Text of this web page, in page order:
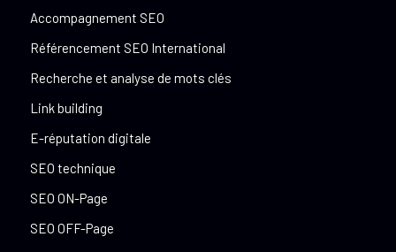
Accompagnement SEO
Référencement SEO International
Recherche et analyse de mots clés
Link building
E-réputation digitale
SEO technique
SEO ON-Page
SEO OFF-Page